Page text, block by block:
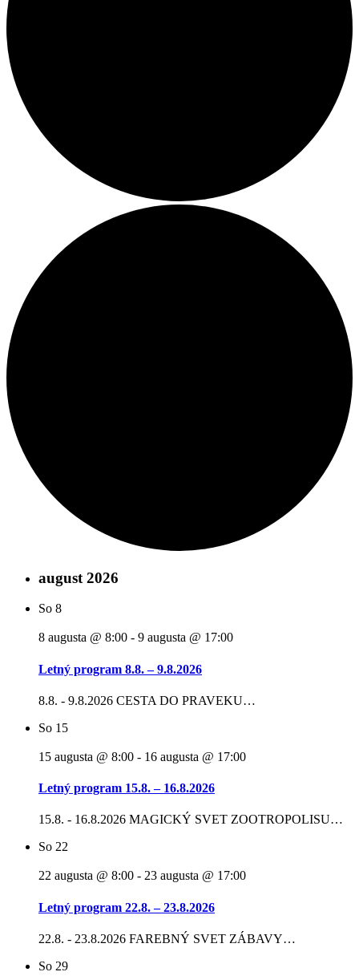
august 2026
So 8
8 augusta @ 8:00 - 9 augusta @ 17:00
Letný program 8.8. – 9.8.2026
8.8. - 9.8.2026 CESTA DO PRAVEKU…
So 15
15 augusta @ 8:00 - 16 augusta @ 17:00
Letný program 15.8. – 16.8.2026
15.8. - 16.8.2026 MAGICKÝ SVET ZOOTROPOLISU…
So 22
22 augusta @ 8:00 - 23 augusta @ 17:00
Letný program 22.8. – 23.8.2026
22.8. - 23.8.2026 FAREBNÝ SVET ZÁBAVY…
So 29